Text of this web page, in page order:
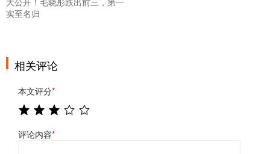
实至名归
相关评论
本文评分*
评论内容*